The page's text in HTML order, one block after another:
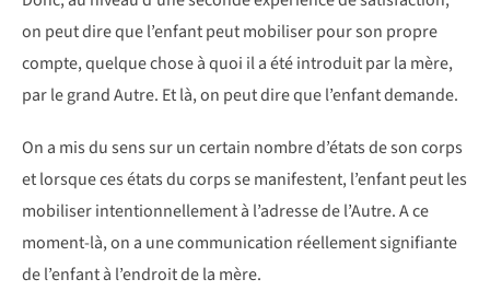
on peut dire que l’enfant peut mobiliser pour son propre
compte, quelque chose à quoi il a été introduit par la mère,
par le grand Autre. Et là, on peut dire que l’enfant demande.
On a mis du sens sur un certain nombre d’états de son corps
et lorsque ces états du corps se manifestent, l’enfant peut les
mobiliser intentionnellement à l’adresse de l’Autre. A ce
moment-là, on a une communication réellement signifiante
de l’enfant à l’endroit de la mère.